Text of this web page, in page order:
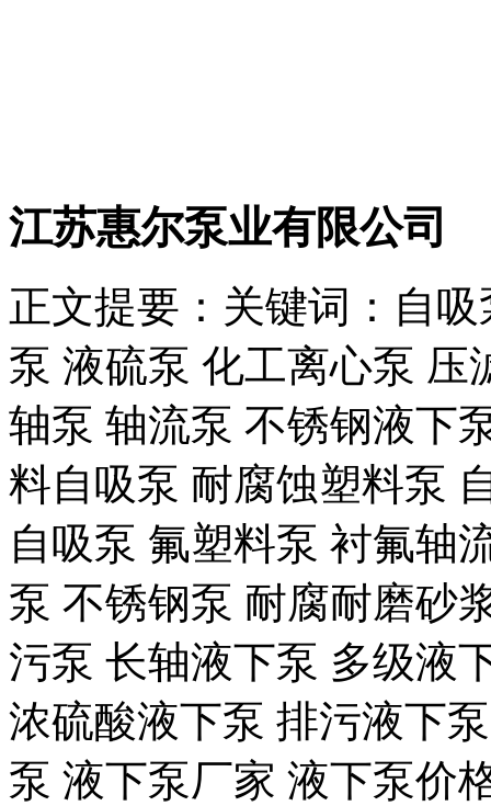
江苏惠尔泵业有限公司
正文提要：关键词：自
泵 液硫泵 化工离心泵 压
轴泵 轴流泵 不锈钢液下
料自吸泵 耐腐蚀塑料泵
自吸泵 氟塑料泵 衬氟轴
泵 不锈钢泵 耐腐耐磨砂
污泵 长轴液下泵 多级液
浓硫酸液下泵 排污液下
泵 液下泵厂家 液下泵价